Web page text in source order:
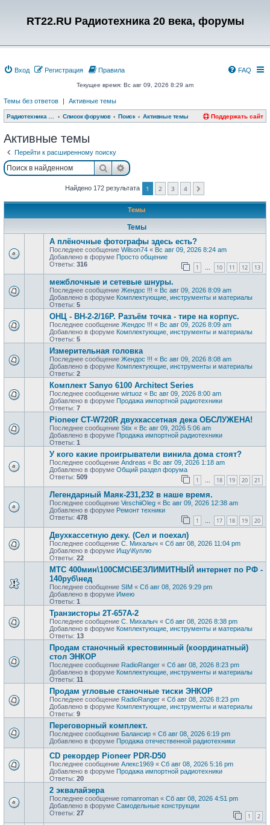
RT22.RU Радиотехника 20 века, форумы
Вход Регистрация FAQ
Правила
Текущее время: Вс авг 09, 2026 8:29 am
Темы без ответов | Активные темы
Список форумов Поиск Активные темы Поддержать сайт
Активные темы
Перейти к расширенному поиску
ПоискРасширенный поиск
Найдено 172 результата 1 2 3 4
Темы
Темы
А плёночные фотографы здесь есть?
Последнее сообщение Wilson74 « Вс авг 09, 2026 8:24 am
Добавлено в форуме Просто общение
Ответы: 316 1 10 11 12 13
межблочные и сетевые шнуры.
Последнее сообщение Жендос !!! « Вс авг 09, 2026 8:09 am
Добавлено в форуме Комплектующие, инструменты и материалы
Ответы: 5
ОНЦ - ВН-2-2/16Р. Разъём точка - тире на корпус.
Последнее сообщение Жендос !!! « Вс авг 09, 2026 8:09 am
Добавлено в форуме Комплектующие, инструменты и материалы
Ответы: 5
Измерительная головка
Последнее сообщение Жендос !!! « Вс авг 09, 2026 8:08 am
Добавлено в форуме Комплектующие, инструменты и материалы
Ответы: 2
Комплект Sanyo 6100 Architect Series
Последнее сообщение wirtuoz « Вс авг 09, 2026 8:00 am
Добавлено в форуме Продажа импортной радиотехники
Ответы: 7
Pioneer CT-W720R двухкассетная дека ОБСЛУЖЕНА!
Последнее сообщение Stix « Вс авг 09, 2026 5:06 am
Добавлено в форуме Продажа импортной радиотехники
Ответы: 1
У кого какие проигрыватели винила дома стоят?
Последнее сообщение Andreas « Вс авг 09, 2026 1:18 am
Добавлено в форуме Общий раздел форума
Ответы: 509 1 18 19 20 21
Легендарный Маяк-231,232 в наше время.
Последнее сообщение VeschiiOleg « Вс авг 09, 2026 12:38 am
Добавлено в форуме Ремонт техники
Ответы: 478 1 17 18 19 20
Двухкассетную деку. (Сел и поехал)
Последнее сообщение С. Михалыч « Сб авг 08, 2026 11:04 pm
Добавлено в форуме Ищу\Куплю
Ответы: 22
МТС 400мин\100СМС\БЕЗЛИМИТНЫЙ интернет по РФ -
140руб\нед
Последнее сообщение SIM « Сб авг 08, 2026 9:29 pm
Добавлено в форуме Имею
Ответы: 1
Транзисторы 2Т-657А-2
Последнее сообщение С. Михалыч « Сб авг 08, 2026 8:38 pm
Добавлено в форуме Комплектующие, инструменты и материалы
Ответы: 13
Продам станочный крестовинный (координатный)
стол ЭНКОР
Последнее сообщение RadioRanger « Сб авг 08, 2026 8:23 pm
Добавлено в форуме Комплектующие, инструменты и материалы
Ответы: 11
Продам угловые станочные тиски ЭНКОР
Последнее сообщение RadioRanger « Сб авг 08, 2026 8:23 pm
Добавлено в форуме Комплектующие, инструменты и материалы
Ответы: 9
Переговорный комплект.
Последнее сообщение Балансир « Сб авг 08, 2026 6:19 pm
Добавлено в форуме Продажа отечественной радиотехники
CD рекордер Pioneer PDR-D50
Последнее сообщение Алекс1969 « Сб авг 08, 2026 5:16 pm
Добавлено в форуме Продажа импортной радиотехники
Ответы: 20
2 эквалайзера
Последнее сообщение romanroman « Сб авг 08, 2026 4:51 pm
Добавлено в форуме Самодельные конструкции
Ответы: 27 1 2